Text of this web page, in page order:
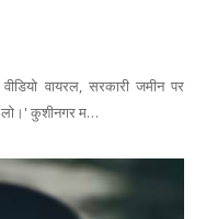
वायरल, सरकारी जमीन पर
लो।' कुशीनगर म…